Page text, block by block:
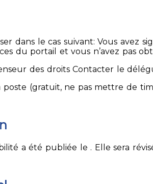
dans le cas suivant: Vous avez
du portail et vous n’avez pas
des droits Contacter le
(gratuit, ne pas mettre de
a été publiée le . Elle sera